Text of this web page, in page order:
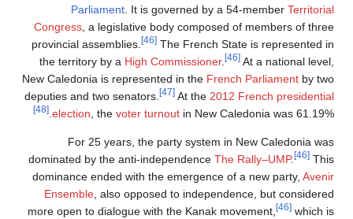
Parliament . It is governed by a 54-memberTerritorial
Congress , a legislative body composed of members of three
provincial assemblies.
[46]The French State is represented in
the territory by aHigh Commissioner. [46]At a national level,
New Caledonia is represented in theFrench Parliamentby two
deputies and two senators.
[47]At the2012 French presidential
election , thevoter turnoutin New Caledonia was 61.19%.
For 25 years, the party system in New Caledonia was
dominated by the anti-independenceThe Rally–UMP. [46]This
dominance ended with the emergence of a new party,Avenir
Ensemble , also opposed to independence, but considered
more open to dialogue with the Kanak movement,
which is